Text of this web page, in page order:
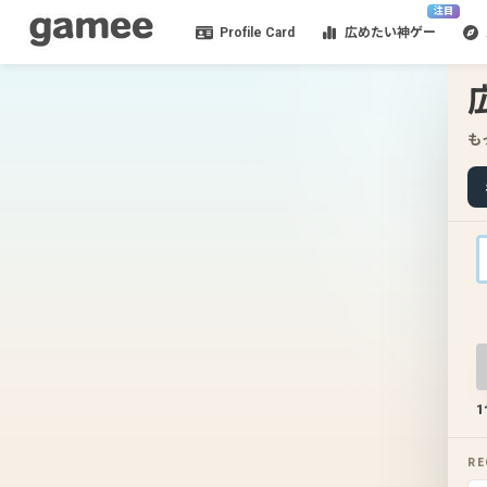
Profile Card
注目
広めたい神ゲー
も